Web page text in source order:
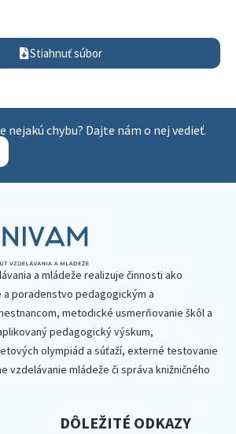
Stiahnuť súbor
nejakú chybu? Dajte nám o nej vedieť.
a mládeže realizuje činnosti ako
a poradenstvo pedagogickým a
metodické usmerňovanie škôl a
pedagogický výskum,
olympiád a súťaží, externé testovanie
vzdelávanie mládeže či správa knižničného
DÔLEŽITÉ ODKAZY